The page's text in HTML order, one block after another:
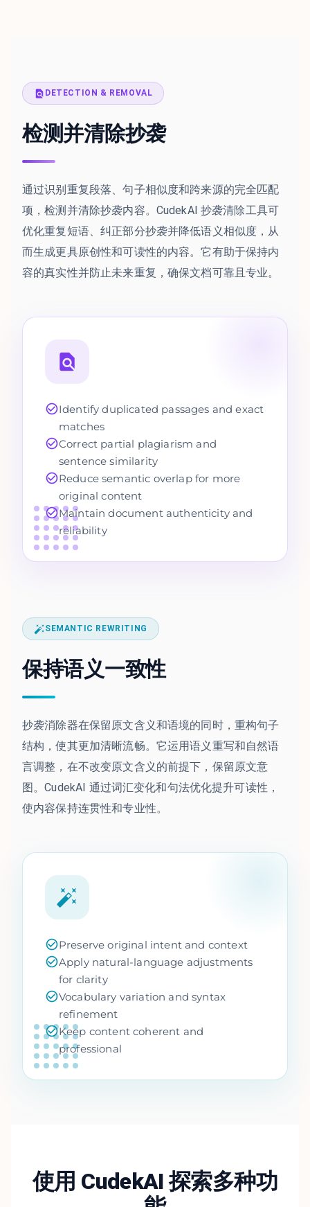
DETECTION & REMOVAL
检测并清除抄袭
通过识别重复段落、句子相似度和跨来源的完全匹配
项，检测并清除抄袭内容。CudekAI 抄袭清除工具可
优化重复短语、纠正部分抄袭并降低语义相似度，从
而生成更具原创性和可读性的内容。它有助于保持内
容的真实性并防止未来重复，确保文档可靠且专业。
Identify duplicated passages and exact
matches
Correct partial plagiarism and
sentence similarity
Reduce semantic overlap for more
original content
Maintain document authenticity and
reliability
Preserve original intent and context
Apply natural-language adjustments
for clarity
Vocabulary variation and syntax
refinement
Keep content coherent and
professional
SEMANTIC REWRITING
保持语义一致性
抄袭消除器在保留原文含义和语境的同时，重构句子
结构，使其更加清晰流畅。它运用语义重写和自然语
言调整，在不改变原文含义的前提下，保留原文意
图。CudekAI 通过词汇变化和句法优化提升可读性，
使内容保持连贯性和专业性。
使用 CudekAI 探索多种功